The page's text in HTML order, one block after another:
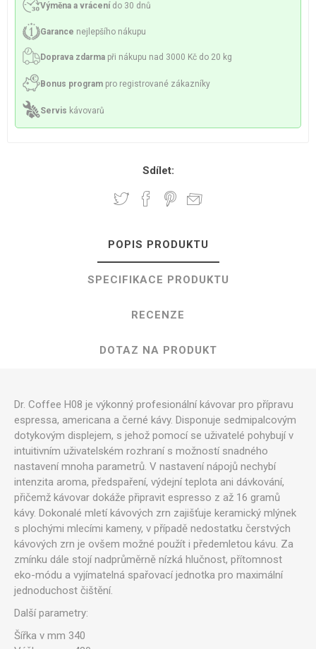
Výměna a vrácení do 30 dnů
Garance nejlepšího nákupu
Doprava zdarma při nákupu nad 3000 Kč do 20 kg
Bonus program pro registrované zákazníky
Servis kávovarů
Sdílet:
POPIS PRODUKTU
SPECIFIKACE PRODUKTU
RECENZE
DOTAZ NA PRODUKT
Dr. Coffee H08 je výkonný profesionální kávovar pro přípravu
espressa, americana a černé kávy. Disponuje sedmipalcovým
dotykovým displejem, s jehož pomocí se uživatelé pohybují v
intuitivním uživatelském rozhraní s možností snadného
nastavení mnoha parametrů. V nastavení nápojů nechybí
intenzita aroma, předspaření, výdejní teplota ani dávkování,
přičemž kávovar dokáže připravit espresso z až 16 gramů
kávy. Dokonalé mletí kávových zrn zajišťuje keramický mlýnek
s plochými mlecími kameny, v případě nedostatku čerstvých
kávových zrn je ovšem možné použít i předemletou kávu. Za
zmínku dále stojí nadprůměrně nízká hlučnost, přítomnost
eko-módu a vyjímatelná spařovací jednotka pro maximální
jednoduchost čištění.
Další parametry:
Šířka v mm 340